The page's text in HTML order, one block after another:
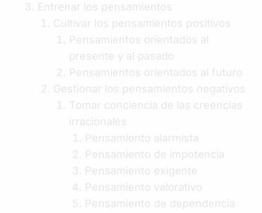
Entrenar los pensamientos
Cultivar los pensamientos positivos
Pensamientos orientados al
presente y al pasado
Pensamientos orientados al futuro
Gestionar los pensamientos negativos
Tomar conciencia de las creencias
irracionales
Pensamiento alarmista
Pensamiento de impotencia
Pensamiento exigente
Pensamiento valorativo
Pensamiento de dependencia